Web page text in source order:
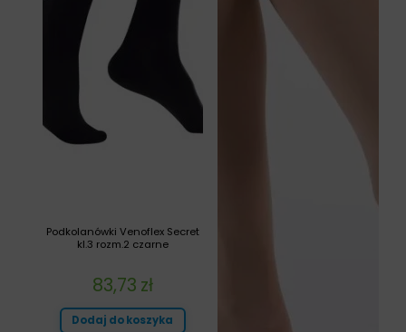
Podkolanówki Venoflex Secret
kl.3 rozm.2 czarne
83,73 zł
Dodaj do koszyka